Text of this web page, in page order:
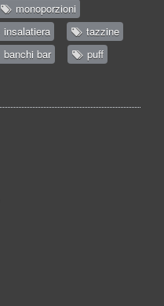
monoporzioni
insalatiera
tazzine
banchi bar puff